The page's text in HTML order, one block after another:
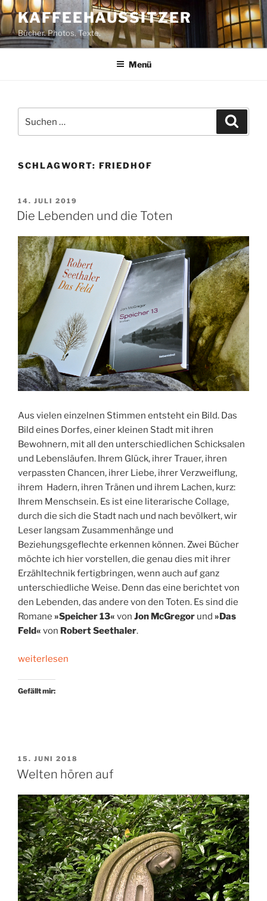
Zum
Inhalt
springen
KAFFEEHAUSSITZER
Bücher. Photos. Texte.
Menü
nach:
SCHLAGWORT: FRIEDHOF
VERÖFFENTLICHT
AM
14. JULI 2019
Die Lebenden und die Toten
Aus vielen einzelnen Stimmen entsteht ein Bild. Das
Bild eines Dorfes, einer kleinen Stadt mit ihren
Bewohnern, mit all den unterschiedlichen Schicksalen
und Lebensläufen. Ihrem Glück, ihrer Trauer, ihren
verpassten Chancen, ihrer Liebe, ihrer Verzweiflung,
ihrem Hadern, ihren Tränen und ihrem Lachen, kurz:
Ihrem Menschsein. Es ist eine literarische Collage,
durch die sich die Stadt nach und nach bevölkert, wir
Leser langsam Zusammenhänge und
Beziehungsgeflechte erkennen können. Zwei Bücher
möchte ich hier vorstellen, die genau dies mit ihrer
Erzähltechnik fertigbringen, wenn auch auf ganz
unterschiedliche Weise. Denn das eine berichtet von
den Lebenden, das andere von den Toten. Es sind die
Romane »Speicher 13« von Jon McGregor und »Das
Feld« von Robert Seethaler.
„Die
und
weiterlesen
Gefällt mir:
VERÖFFENTLICHT
AM
15. JUNI 2018
Welten hören auf